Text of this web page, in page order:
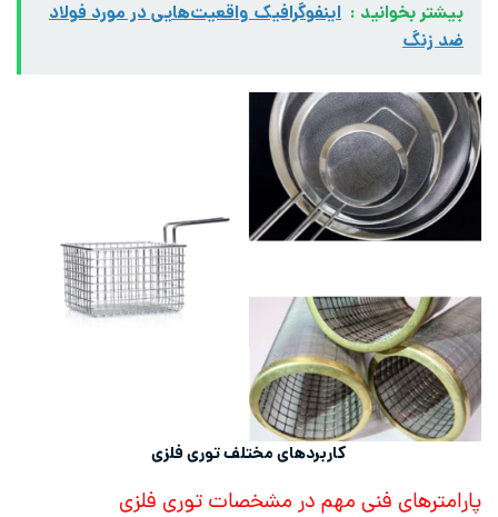
بیشتر بخوانید : اینفوگرافیک واقعیت‌هایی در مورد فولاد
ضد زنگ
کاربردهای مختلف توری فلزی
پارامترهای فنی مهم در مشخصات توری فلزی